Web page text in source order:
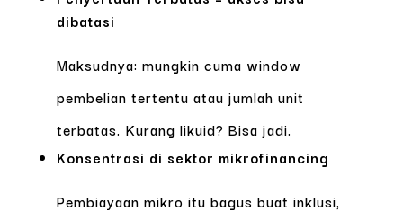
dibatasi
Maksudnya: mungkin cuma window
pembelian tertentu atau jumlah unit
terbatas. Kurang likuid? Bisa jadi.
Konsentrasi di sektor mikrofinancing
Pembiayaan mikro itu bagus buat inklusi,